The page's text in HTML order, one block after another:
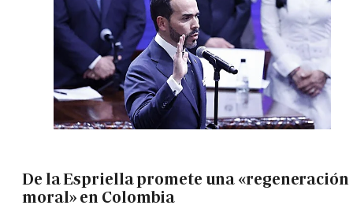
De la Espriella promete una «regeneración
moral» en Colombia